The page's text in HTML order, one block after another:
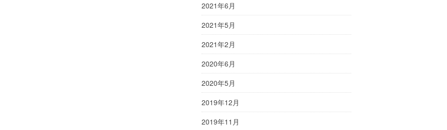
2021年6月
2021年5月
2021年2月
2020年6月
2020年5月
2019年12月
2019年11月